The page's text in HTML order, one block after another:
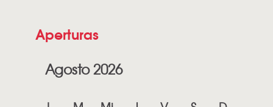
Aperturas
Agosto 2026